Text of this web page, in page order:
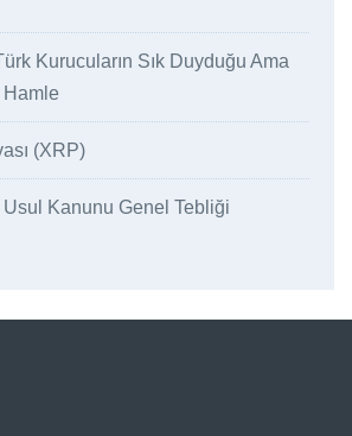
Kurucuların Sık Duyduğu Ama
Hamle
(XRP)
Usul Kanunu Genel Tebliği